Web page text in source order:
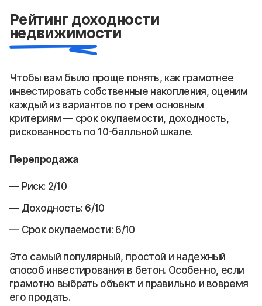
Рейтинг доходности
недвижимости
Чтобы вам было проще понять, как грамотнее
инвестировать собственные накопления, оценим
каждый из вариантов по трем основным
критериям — срок окупаемости, доходность,
рискованность по 10-балльной шкале.
Перепродажа
Риск: 2/10
Доходность: 6/10
Срок окупаемости: 6/10
Это самый популярный, простой и надежный
способ инвестирования в бетон. Особенно, если
грамотно выбрать объект и правильно и вовремя
его продать.